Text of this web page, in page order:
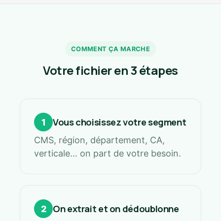
COMMENT ÇA MARCHE
Votre fichier en 3 étapes
1 Vous choisissez votre segment
CMS, région, département, CA,
verticale… on part de votre besoin.
2 On extrait et on dédoublonne